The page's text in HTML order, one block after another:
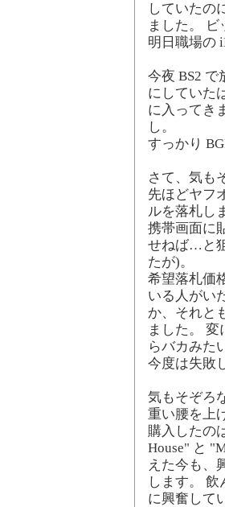
していたの
ました。
明日職場の
今夜 BS2 で
にしていた
に入ってき
し。
すっかり
さて、気も
先ほどヤフ
ルを落札し
携帯画面に
せねば…と
たが)。
希望落札価
いる人がい
か、それと
ました。
らバカみた
今度は失敗
気もそぞろ
重い腰を上
購入したの
House" と
えた今も、
します。
に興奮して